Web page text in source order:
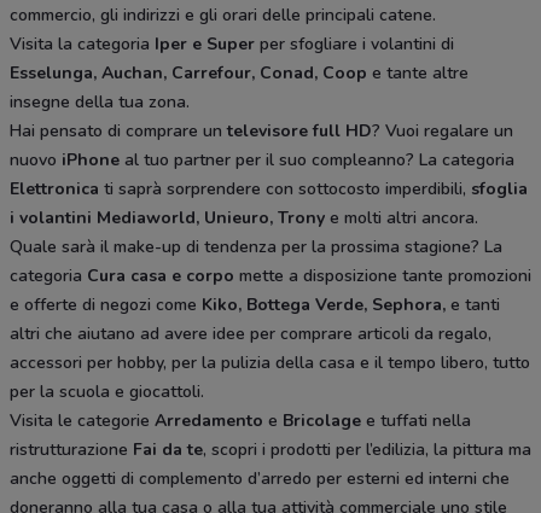
commercio, gli indirizzi e gli orari delle principali catene.
Visita la categoria Iper e Super per sfogliare i volantini di
Esselunga, Auchan, Carrefour, Conad, Coop e tante altre
insegne della tua zona.
Hai pensato di comprare untelevisore full HD? Vuoi regalare un
nuovo iPhone al tuo partner per il suo compleanno? La categoria
Elettronica ti saprà sorprendere con sottocosto imperdibili, sfoglia
i volantini Mediaworld, Unieuro, Trony e molti altri ancora.
Quale sarà il make-up di tendenza per la prossima stagione? La
categoria Cura casa e corpo mette a disposizione tante promozioni
e offerte di negozi come Kiko, Bottega Verde, Sephora, e tanti
altri che aiutano ad avere idee per comprare articoli da regalo,
accessori per hobby, per la pulizia della casa e il tempo libero, tutto
per la scuola e giocattoli.
Visita le categorie Arredamento e Bricolage e tuffati nella
ristrutturazione Fai da te, scopri i prodotti per l’edilizia, la pittura ma
anche oggetti di complemento d’arredo per esterni ed interni che
doneranno alla tua casa o alla tua attività commerciale uno stile